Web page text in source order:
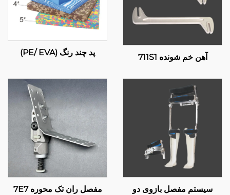
آهن خم شونده 711S1 پد چند رنگ (PE/ EVA)
سیستم مفصل بازوی دو
مفصل ران تک محوره 7E7